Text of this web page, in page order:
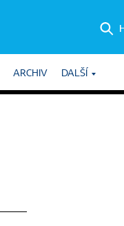
ARCHIV DALŠÍ